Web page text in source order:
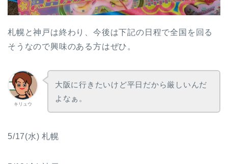
札幌と神戸は終わり、今後は下記の日程で全国を回る
そうなので興味のある方はぜひ。
キリュウ
大阪に行きたいけど平日だから厳しいんだ
よなぁ。
5/17(水) 札幌